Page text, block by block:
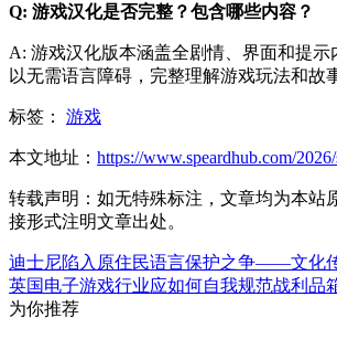
Q: 游戏汉化是否完整？包含哪些内容？
A: 游戏汉化版本涵盖全剧情、界面和提示
以无需语言障碍，完整理解游戏玩法和故
标签： 游戏
本文地址： https://www.speardhub.com/
转载声明： 如无特殊标注，文章均为本站
接形式注明文章出处。
迪士尼陷入原住民语言保护之争——文化
英国电子游戏行业应如何自我规范战利品
为你推荐